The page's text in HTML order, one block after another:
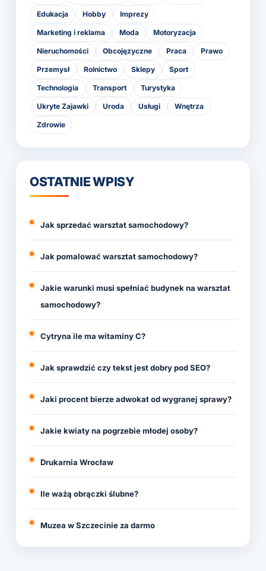
Edukacja Hobby Imprezy
Marketing i reklama Moda Motoryzacja
Nieruchomości Obcojęzyczne Praca Prawo
Przemysł Rolnictwo Sklepy Sport
Technologia Transport Turystyka
Ukryte Zajawki Uroda Usługi Wnętrza
Zdrowie
OSTATNIE WPISY
Jak sprzedać warsztat samochodowy?
Jak pomalować warsztat samochodowy?
Jakie warunki musi spełniać budynek na warsztat
samochodowy?
Cytryna ile ma witaminy C?
Jak sprawdzić czy tekst jest dobry pod SEO?
Jaki procent bierze adwokat od wygranej sprawy?
Jakie kwiaty na pogrzebie młodej osoby?
Drukarnia Wrocław
Ile ważą obrączki ślubne?
Muzea w Szczecinie za darmo